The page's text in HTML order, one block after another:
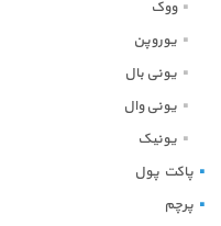
ووک
یوروپن
یونی بال
یونی وال
یونیک
پاکت پول
پرچم